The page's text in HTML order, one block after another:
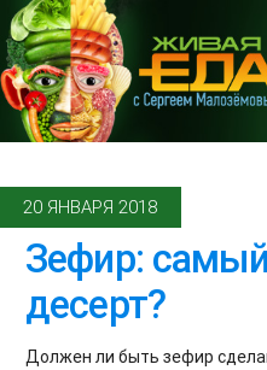
20 ЯНВАРЯ 2018
Зефир:
десерт?
Должен ли быть зефир